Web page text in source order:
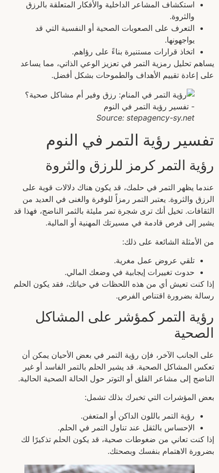
استكشاف المشاعر الداخلية والأفكار المتعلقة بالرزق
والثروة.
التعرف على الصعوبات الصحية أو النفسية التي قد
يواجهونها.
اتخاذ قرارات مستنيرة بناءً على رؤاهم.
يساهم تحليل رمزية التمر في تعزيز الوعي الذاتي، مما يساعد
على إعادة تقييم الأهداف والطموحات بشكل أفضل.
Source: stepagency-sy.net
تفسير رؤية التمر في النوم
رؤية التمر كرمز للرزق والثروة
عندما يظهر التمر في حلمك، قد يكون هناك دلالات قوية على
الرزق والثروة. يعتبر التمر رمزاً للوفرة والغنى في العديد من
الثقافات. تخيل أنك ترى شجرة تمر مليئة بالثمر الناضج، فهذا قد
يشير إلى فرص قادمة في مسيرتك المهنية أو المالية.
من الأمثلة الشائعة على ذلك:
تلقي عروض عمل مغرية.
حدوث تغييرات إيجابية في وضعك المالي.
إذا كنت تعيش أي من هذه اللحظات في حياتك، فقد يكون الحلم
رسالة بضرورة اقتناص الفرص.
رؤية التمر كمؤشر على المشاكل
الصحية
على الجانب الآخر، فإن رؤية التمر في بعض الأحيان يمكن أن
تعكس المشاكل الصحية. قد يشير الحلم بالتمر الفاسد أو غير
الناضج إلى مشاعر القلق أو التوتر حول الحالة الصحية الحالية.
بعض المؤشرات التي تخبرك بذلك تشمل:
رؤية التمر باللون الداكن أو المتعفن.
الإحساس بالثقل عند تناول التمر في الحلم.
إذا كنت تعاني من ضغوطات صحية، قد يكون الحلم تذكيرًا لك
بضرورة الاهتمام بنفسك وبصحتك.